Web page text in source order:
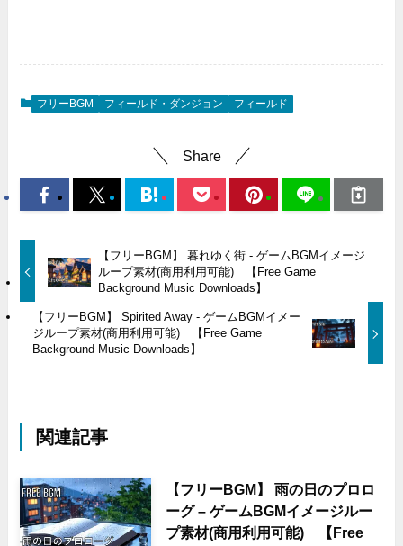
フリーBGM フィールド・ダンジョン フィールド
Share
【フリーBGM】 暮れゆく街 - ゲームBGMイメージ
ループ素材(商用利用可能) 【Free Game
Background Music Downloads】
【フリーBGM】 Spirited Away - ゲームBGMイメー
ジループ素材(商用利用可能) 【Free Game
Background Music Downloads】
関連記事
【フリーBGM】 雨の日のプロロ
ーグ – ゲームBGMイメージルー
プ素材(商用利用可能) 【Free